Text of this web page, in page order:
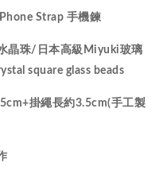
Strap 手機鍊
晶珠/ 日本高級Miyuki玻璃
square glass beads
掛繩長約3.5cm(手工製